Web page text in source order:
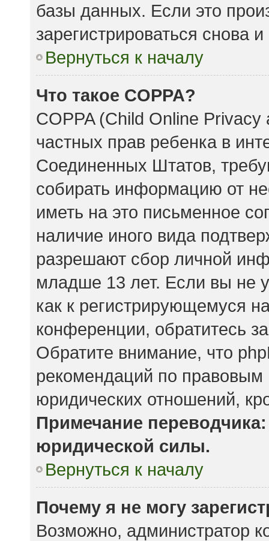
базы данных. Если это
зарегистрироваться снова
Вернуться к началу
Что такое COPPA?
COPPA (Child Online
частных прав ребенка в
Соединенных Штатов,
собирать информацию от
иметь на это письменное
наличие иного вида
разрешают сбор личной
младше 13 лет. Если вы не
как к регистрирующемуся
конференции, обратитесь
Обратите внимание, что
рекомендаций по правовым
юридических отношений,
Примечание
юридической силы.
Вернуться к началу
Почему я не могу
Возможно, администратор